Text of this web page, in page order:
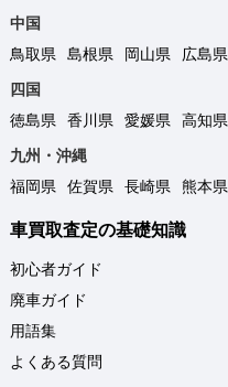
中国
鳥取県
島根県 岡山県 広島県
四国
徳島県
香川県 愛媛県
高知県
九州・沖縄
福岡県
佐賀県 長崎県 熊本県
車買取査定の基礎知識
初心者ガイド
廃車ガイド
用語集
よくある質問